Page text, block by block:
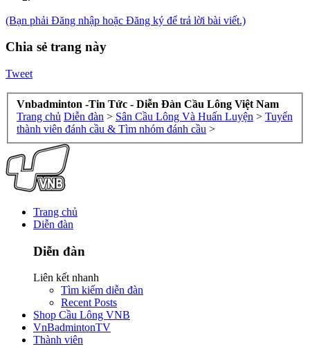
(Bạn phải Đăng nhập hoặc Đăng ký để trả lời bài viết.)
Chia sẻ trang này
Tweet
Vnbadminton -Tin Tức - Diễn Đàn Cầu Lông Việt Nam
Trang chủ Diễn đàn > Sân Cầu Lông Và Huấn Luyện > Tuyển
thành viên đánh cầu & Tìm nhóm đánh cầu >
Trang chủ
Diễn đàn
Diễn đàn
Liên kết nhanh
Tìm kiếm diễn đàn
Recent Posts
Shop Cầu Lông VNB
VnBadmintonTV
Thành viên